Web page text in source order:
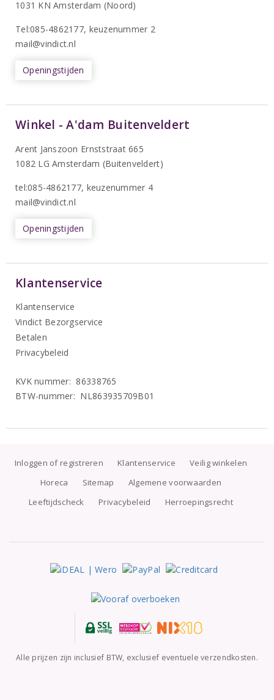
1031 KN Amsterdam (Noord)
Tel:085-4862177, keuzenummer 2
mail@vindict.nl
Openingstijden
Winkel - A'dam Buitenveldert
Arent Janszoon Ernststraat 665
1082 LG Amsterdam (Buitenveldert)
tel:085-4862177, keuzenummer 4
mail@vindict.nl
Openingstijden
Klantenservice
Klantenservice
Vindict Bezorgservice
Betalen
Privacybeleid
KVK nummer: 86338765
BTW-nummer: NL863935709B01
Inloggen of registreren Klantenservice
Veilig winkelen
Horeca
Sitemap
Algemene voorwaarden
Leeftijdscheck
Privacybeleid Herroepingsrecht
Alle prijzen zijn inclusief BTW, exclusief eventuele verzendkosten.